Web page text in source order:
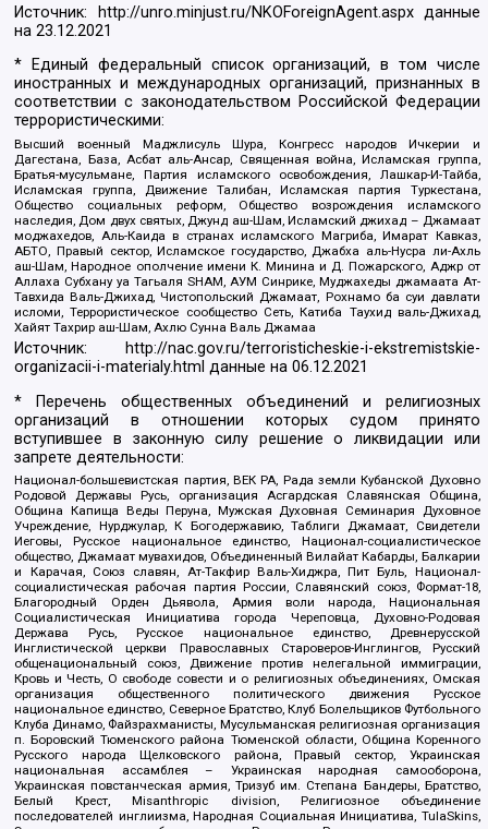
Источник: http://unro.minjust.ru/NKOForeignAgent.aspxданные
на23.12.2021
* Единый федеральный список организаций, в том числе
иностранных и международных организаций, признанных в
соответствии с законодательством Российской Федерации
террористическими:
Высший военный Маджлисуль Шура, Конгресс народов Ичкерии и
Дагестана, База, Асбат аль-Ансар, Священная война, Исламская группа,
Братья-мусульмане, Партия исламского освобождения, Лашкар-И-Тайба,
Исламская группа, Движение Талибан, Исламская партия Туркестана,
Общество социальных реформ, Общество возрождения исламского
наследия, Дом двух святых, Джунд аш-Шам, Исламский джихад – Джамаат
моджахедов, Аль-Каида в странах исламского Магриба, Имарат Кавказ,
АБТО, Правый сектор, Исламское государство, Джабха аль-Нусра ли-Ахль
аш-Шам, Народное ополчение имени К. Минина и Д. Пожарского, Аджр от
Аллаха Субхану уа Тагьаля SHAM, АУМ Синрике, Муджахеды джамаата Ат-
Тавхида Валь-Джихад, Чистопольский Джамаат, Рохнамо ба суи давлати
исломи, Террористическое сообщество Сеть, Катиба Таухид валь-Джихад,
Хайят Тахрир аш-Шам, Ахлю Сунна Валь Джамаа
Источник:
http://nac.gov.ru/terroristicheskie-i-ekstremistskie-
organizacii-i-materialy.html данные на06.12.2021
* Перечень общественных объединений и религиозных
организаций в отношении которых судом принято
вступившее в законную силу решение о ликвидации или
запрете деятельности:
Национал-большевистская партия, ВЕК РА, Рада земли Кубанской Духовно
Родовой Державы Русь, организация Асгардская Славянская Община,
Община Капища Веды Перуна, Мужская Духовная Семинария Духовное
Учреждение, Нурджулар, К Богодержавию, Таблиги Джамаат, Свидетели
Иеговы, Русское национальное единство, Национал-социалистическое
общество, Джамаат мувахидов, Объединенный Вилайат Кабарды, Балкарии
и Карачая, Союз славян, Ат-Такфир Валь-Хиджра, Пит Буль, Национал-
социалистическая рабочая партия России, Славянский союз, Формат-18,
Благородный Орден Дьявола, Армия воли народа, Национальная
Социалистическая Инициатива города Череповца, Духовно-Родовая
Держава Русь, Русское национальное единство, Древнерусской
Инглистической церкви Православных Староверов-Инглингов, Русский
общенациональный союз, Движение против нелегальной иммиграции,
Кровь и Честь, О свободе совести и о религиозных объединениях, Омская
организация общественного политического движения Русское
национальное единство, Северное Братство, Клуб Болельщиков Футбольного
Клуба Динамо, Файзрахманисты, Мусульманская религиозная организация
п. Боровский Тюменского района Тюменской области, Община Коренного
Русского народа Щелковского района, Правый сектор, Украинская
национальная ассамблея – Украинская народная самооборона,
Украинская повстанческая армия, Тризуб им. Степана Бандеры, Братство,
Белый Крест, Misanthropic division, Религиозное объединение
последователей инглиизма, Народная Социальная Инициатива, TulaSkins,